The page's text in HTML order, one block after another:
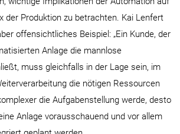
der Produktion zu betrachten. Kai Lenfert
offensichtliches Beispiel: „Ein Kunde, der
Anlage die mannlose
muss gleichfalls in der Lage sein, im
die nötigen Ressourcen
die Aufgabenstellung werde, desto
Anlage vorausschauend und vor allem